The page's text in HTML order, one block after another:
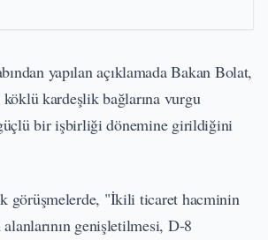
yapılan açıklamada Bakan Bolat,
kardeşlik bağlarına vurgu
bir işbirliği dönemine girildiğini
görüşmelerde, "İkili ticaret hacminin
alanlarının genişletilmesi, D-8